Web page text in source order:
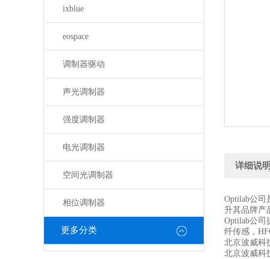
ixblue
eospace
调制器驱动
声光调制器
强度调制器
电光调制器
空间光调制器
相位调制器
更多分类
详细说
Optilab公司
升其品牌产
Optilab公司
纤传感，
北京波威科
北京波威科